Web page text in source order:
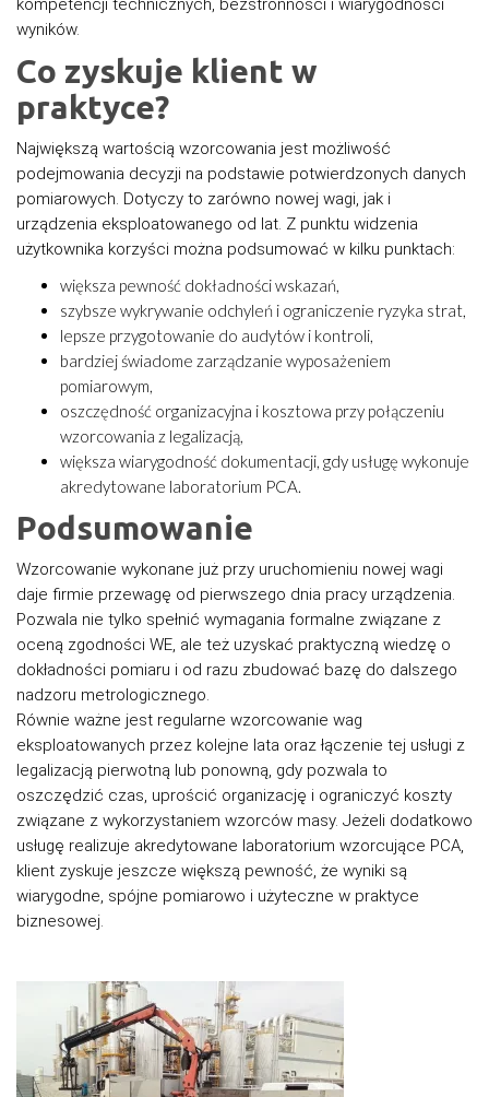
kompetencji technicznych, bezstronności i wiarygodności
wyników.
Co zyskuje klient w
praktyce?
Największą wartością wzorcowania jest możliwość
podejmowania decyzji na podstawie potwierdzonych danych
pomiarowych. Dotyczy to zarówno nowej wagi, jak i
urządzenia eksploatowanego od lat. Z punktu widzenia
użytkownika korzyści można podsumować w kilku punktach:
większa pewność dokładności wskazań,
szybsze wykrywanie odchyleń i ograniczenie ryzyka strat,
lepsze przygotowanie do audytów i kontroli,
bardziej świadome zarządzanie wyposażeniem
pomiarowym,
oszczędność organizacyjna i kosztowa przy połączeniu
wzorcowania z legalizacją,
większa wiarygodność dokumentacji, gdy usługę wykonuje
akredytowane laboratorium PCA.
Podsumowanie
Wzorcowanie wykonane już przy uruchomieniu nowej wagi
daje firmie przewagę od pierwszego dnia pracy urządzenia.
Pozwala nie tylko spełnić wymagania formalne związane z
oceną zgodności WE, ale też uzyskać praktyczną wiedzę o
dokładności pomiaru i od razu zbudować bazę do dalszego
nadzoru metrologicznego.
Równie ważne jest regularne wzorcowanie wag
eksploatowanych przez kolejne lata oraz łączenie tej usługi z
legalizacją pierwotną lub ponowną, gdy pozwala to
oszczędzić czas, uprościć organizację i ograniczyć koszty
związane z wykorzystaniem wzorców masy. Jeżeli dodatkowo
usługę realizuje akredytowane laboratorium wzorcujące PCA,
klient zyskuje jeszcze większą pewność, że wyniki są
wiarygodne, spójne pomiarowo i użyteczne w praktyce
biznesowej.